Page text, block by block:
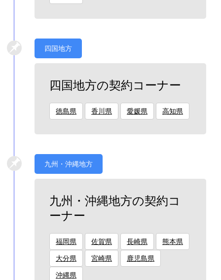
四国地方
四国地方の契約コーナー
徳島県 香川県 愛媛県 高知県
九州・沖縄地方
九州・沖縄地方の契約コ
ーナー
福岡県 佐賀県 長崎県 熊本県
大分県 宮崎県 鹿児島県
沖縄県